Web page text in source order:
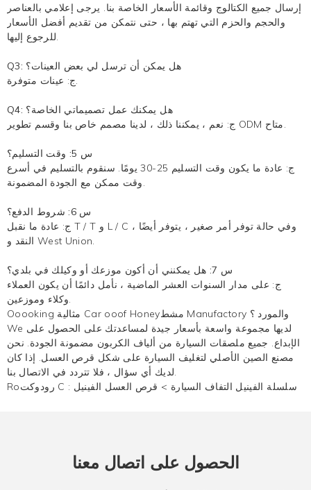
إرسال جميع الكتالوج وقائمة الأسعار الخاصة بنا. يرجى إعلامي بالعناصر
والحجم والحزم التي تهتم بها ، حتى نتمكن من تقديم أفضل الأسعار
للرجوع إليها.
Q3: هل يمكن أن ترسل لي بعض العينات؟
ج: عينات متوفرة.
Q4: هل يمكنك عمل تصميماتي الخاصة؟
ج: نعم ، يمكننا ذلك ، لدينا مصمم خاص بنا وقسم تطوير ODM متاح.
س 5: وقت التسليم؟
ج: عادة ما يكون وقت التسليم 25-30 يومًا. سنقوم بالتسليم في أسرع
وقت ممكن مع الجودة المضمونة.
س 6: شروط الدفع؟
ج: عادة ما نقبل T / T و L / C ، وفي حالة توفر أمر صغير ، يتوفر أيضًا
النقد و West Union.
س 7: هل يمكنني أن أكون موزعك أو وكيلك في بلدي؟
ج: على مدار السنوات العشر الماضية ، نأمل دائمًا أن يكون العملاء
وكلاء وموزعين.
Ooooking مثالية Car ooof Honeyمشط Manufactory والمورد ؟
We لديها مجموعة واسعة بأسعار جيدة لمساعدتك على الحصول على
الإبداع. جميع ملصقات السيارة من ألياف الكربون مضمونة الجودة. نحن
مصنع الصين الأصلي لتغليف السيارة على شكل قرص العسل. إذا كان
لديك أي سؤال ، فلا تتردد في الاتصال بنا.
Roرودوكت C :
سلسلة الفينيل التفاف السيارة > قرص العسل الفينيل
الحصول على اتصال معنا